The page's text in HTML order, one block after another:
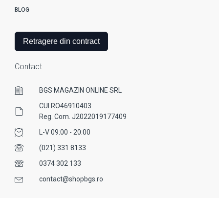
BLOG
Retragere din contract
Contact
BGS MAGAZIN ONLINE SRL
CUI RO46910403
Reg. Com. J2022019177409
L-V 09:00 - 20:00
(021) 331 8133
0374 302 133
contact@shopbgs.ro